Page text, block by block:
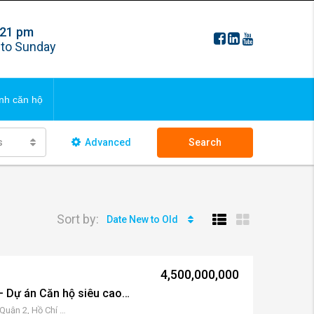
pm
Sunday
căn hộ
Advanced Search
Sort by: Date New to Old
Metropole Thủ Thiêm – Dự án Căn hộ siêu cao cấp Quận 2 Sơn Kim Land
Đại lộ Vòng Cung, An Khánh, Quận 2, Hồ Chí Minh 70000, Việt Nam
4,500,000,000
bds Updating